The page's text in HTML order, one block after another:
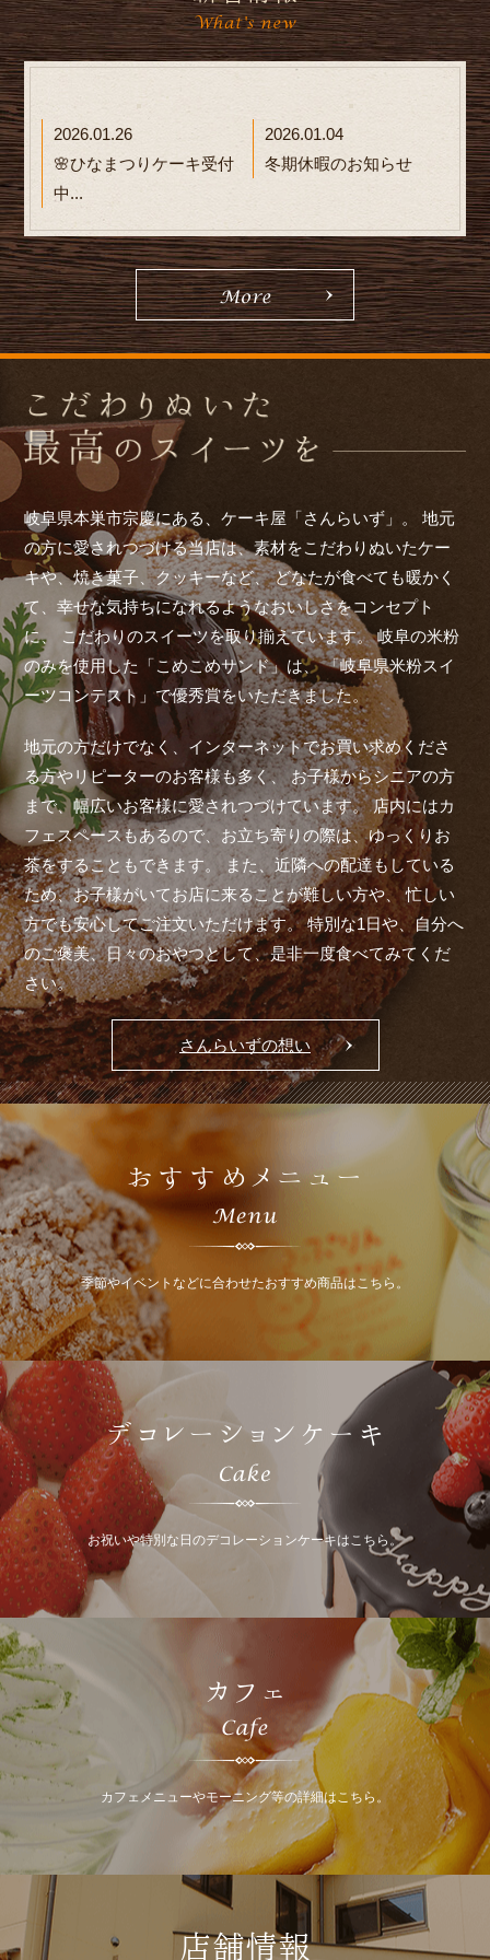
2026.01.26
🌸ひなまつりケーキ受付
中...
2026.01.04
冬期休暇のお知らせ
岐阜県本巣市宗慶にある、ケーキ屋「さんらいず」。
地元
の方に愛されつづける当店は、素材をこだわりぬいたケー
キや、焼き菓子、クッキーなど、 どなたが食べても暖かく
て、幸せな気持ちになれるようなおいしさをコンセプト
に、
こだわりのスイーツを取り揃えています。 岐阜の米粉
のみを使用した「こめこめサンド」は、 「岐阜県米粉スイ
ーツコンテスト」で優秀賞をいただきました。
地元の方だけでなく、インターネットでお買い求めくださ
る方やリピーターのお客様も多く、
お子様からシニアの方
まで、幅広いお客様に愛されつづけています。 店内にはカ
フェスペースもあるので、お立ち寄りの際は、ゆっくりお
茶をすることもできます。
また、近隣への配達もしている
ため、お子様がいてお店に来ることが難しい方や、 忙しい
方でも安心してご注文いただけます。 特別な1日や、自分へ
のご褒美、日々のおやつとして、是非一度食べてみてくだ
さい。
さんらいずの想い
おすすめメニュー
季節やイベントなどに合わせたおすすめ商品はこちら。
デコレーションケーキ
お祝いや特別な日のデコレーションケーキはこちら。
カフェ
カフェメニューやモーニング等の詳細はこちら。
店舗情報